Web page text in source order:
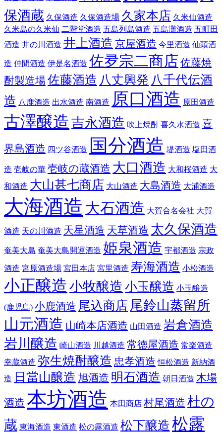
保酒蔵 久保酒造 久保酒造場 久家本店 久米仙酒造
久米島の久米仙 二階堂酒造 五島列島酒造 五島灘酒造 五町田
酒造 井の川酒造 井上酒造 京屋酒造 今里酒造 仙頭酒
造 仲間酒造 伊是名酒造 佐夛宗二商店 佐藤焼
酎製造場佐藤酒造 八丈興発 八千代伝酒
造 八鹿酒造 出水酒造 南酒造 原口酒造 原田酒造
古澤醸造 吉永酒造 吹上焼酎 喜久水酒造 喜
界島酒造 四ツ谷酒造 国分酒造 堤酒造 塩田酒
造 壱岐の華 壱岐の蔵酒造 大口酒造 大和桜酒造 大
和酒造 大山甚七商店 大山酒造 大島酒造 大浦酒造
大海酒造 大石酒造 大賀合名会社 大賀
酒造 天の川酒造 天星酒造 天草酒造 太久保酒造
奄美大島 奄美大島開運酒造 姫泉酒造 宇都酒造 宗政
酒造 宮原酒造場 宮田本店 宮里酒造 寿海酒造 小松酒造
小正醸造 小牧醸造 小玉醸造 小玉醸造
(鹿児島) 小鹿酒造 尾込商店 尾鈴山蒸留所
山元酒造 山崎本店酒造 山田酒造 岩倉酒造
岩川醸造 崎山酒造 川越酒造 常徳屋酒造 常楽酒造
幸蔵酒造 弥生焼酎醸造 忠孝酒造 恒松酒造 新納酒
造 日當山醸造 旭酒造 明石酒造 朝日酒造 木場
酒造 本坊酒造 本田商店 村尾酒造 杜の
蔵 東海酒造 東酒造 松の露酒造 松下醸造 松露